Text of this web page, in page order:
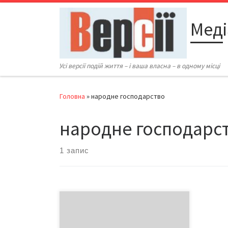
Перейти до вмісту
Усі версії подій життя – і ваша власна – в одному місці
Головна »народне господарство
народне
1 запис